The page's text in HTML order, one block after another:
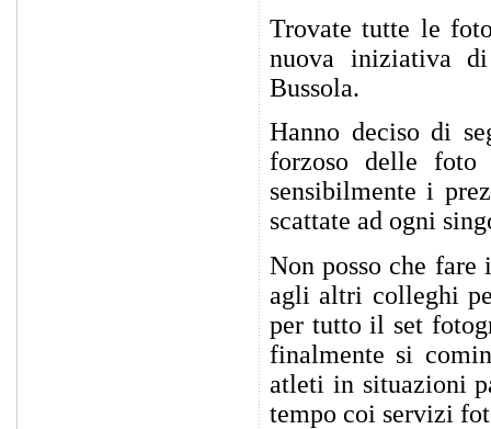
Trovate tutte le
nuova iniziativa
Bussola.
Hanno deciso di
forzoso delle foto
sensibilmente i
scattate ad ogni
Non posso che
agli altri colleghi
per tutto il set
finalmente si
atleti in situazioni
tempo coi servizi